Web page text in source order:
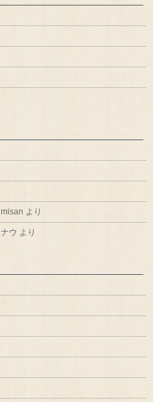
misan より
ナウ より